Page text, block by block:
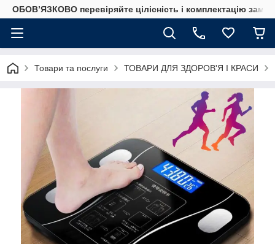
ОБОВ’ЯЗКОВО перевіряйте цілісність і комплектацію
Товари та послуги ТОВАРИ ДЛЯ ЗДОРОВ'Я І КРАСИ